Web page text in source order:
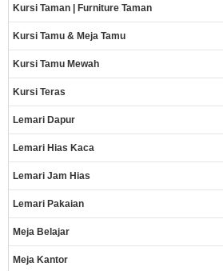
Kursi Taman | Furniture Taman
Kursi Tamu & Meja Tamu
Kursi Tamu Mewah
Kursi Teras
Lemari Dapur
Lemari Hias Kaca
Lemari Jam Hias
Lemari Pakaian
Meja Belajar
Meja Kantor